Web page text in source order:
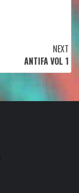
NEXT
ANTIFA VOL 1